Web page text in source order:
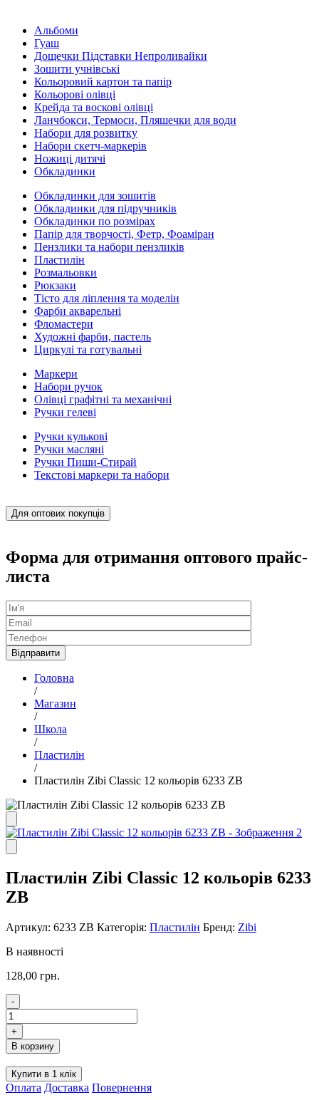
Альбоми
Гуаш
Дощечки Підставки Непроливайки
Зошити учнівські
Кольоровий картон та папір
Кольорові олівці
Крейда та воскові олівці
Ланчбокси, Термоси, Пляшечки для води
Набори для розвитку
Набори скетч-маркерів
Ножиці дитячі
Обкладинки
Обкладинки для зошитів
Обкладинки для підручників
Обкладинки по розмірах
Папір для творчості, Фетр, Фоаміран
Пензлики та набори пензликів
Пластилін
Розмальовки
Рюкзаки
Тісто для ліплення та моделін
Фарби акварельні
Фломастери
Художні фарби, пастель
Циркулі та готувальні
Маркери
Набори ручок
Олівці графітні та механічні
Ручки гелеві
Ручки кулькові
Ручки масляні
Ручки Пиши-Стирай
Текстові маркери та набори
Для оптових покупців
Форма для отримання оптового прайс-
листа
Головна
/
Магазин
/
Школа
/
Пластилін
/
Пластилін Zibi Classic 12 кольорів 6233 ZB
Пластилін Zibi Classic 12 кольорів 6233
ZB
Артикул: 6233 ZB Категорія: Пластилін Бренд: Zibi
В наявності
128,00 грн.
-
Пластилін
Zibi
Classic
12
кольорів
6233
ZB
+
В корзину
Купити в 1 клік
Оплата Доставка Повернення